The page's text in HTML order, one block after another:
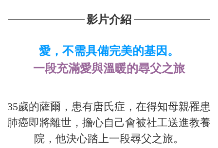
影片介紹
愛，不需具備完美的基因。
一段充滿愛與溫暖的尋父之旅
35歲的薩爾，患有唐氏症，在得知母親罹患
肺癌即將離世，擔心自己會被社工送進教養
院，他決心踏上一段尋父之旅。